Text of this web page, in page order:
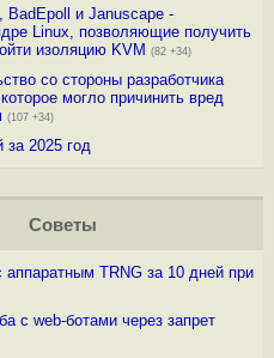
BadEpoll и Januscape -
Linux, позволяющие получить
изоляцию KVM
(82 +34)
со стороны разработчика
могло причинить вред
(107 +34)
за 2025 год
Советы
аппаратным TRNG за 10 дней при
с web-ботами через запрет